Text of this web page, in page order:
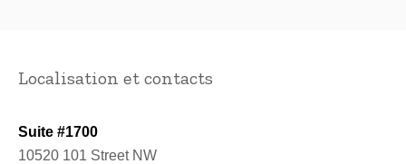
Localisation et contacts
Suite #1700
10520 101 Street NW